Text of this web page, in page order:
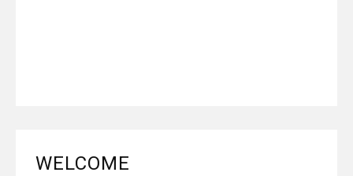
WELCOME